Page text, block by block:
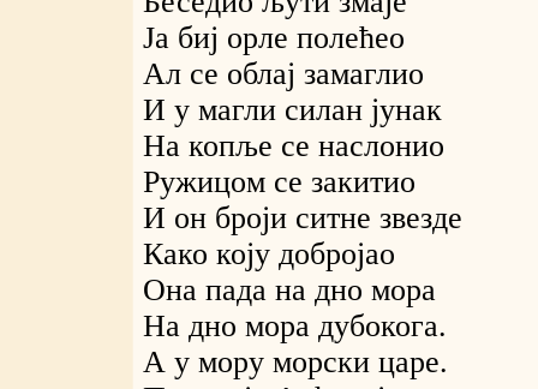
Ја биј орле полећео
Ал се облај замаглио
И у магли силан јунак
На копље се наслонио
Ружицом се закитио
И он броји ситне звезде
Како коју добројао
Она пада на дно мора
На дно мора дубокога.
А у мору морски царе.